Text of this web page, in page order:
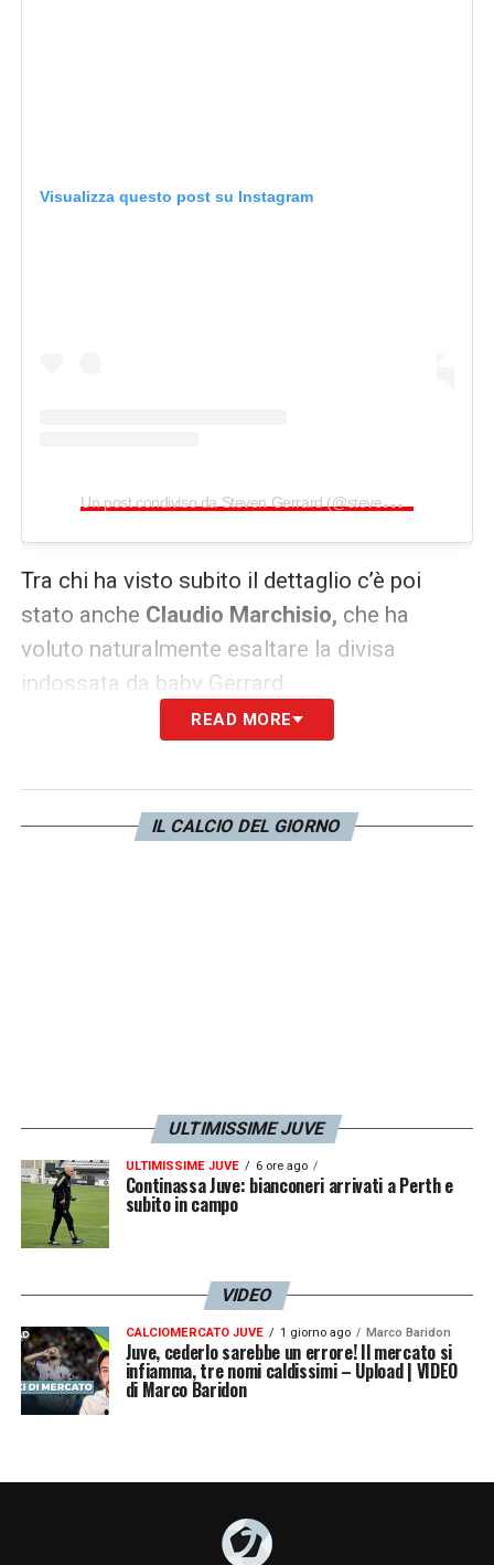
Visualizza questo post su Instagram
U
n post condiviso da Steven Gerrard (@stevengerrard)
Tra chi ha visto subito il dettaglio c’è poi
stato anche Claudio Marchisio, che ha
voluto naturalmente esaltare la divisa
indossata da baby Gerrard.
READ MORE
IL CALCIO DEL GIORNO
ULTIMISSIME JUVE
ULTIMISSIME JUVE 6 ore ago
Continassa Juve: bianconeri arrivati a Perth e
subito in campo
VIDEO
CALCIOMERCATO JUVE 1 giorno ago Marco Baridon
Juve, cederlo sarebbe un errore! Il mercato si
infiamma, tre nomi caldissimi – Upload | VIDEO
di Marco Baridon